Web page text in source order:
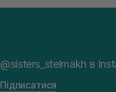
@sisters_stelmakh в
Підписатися